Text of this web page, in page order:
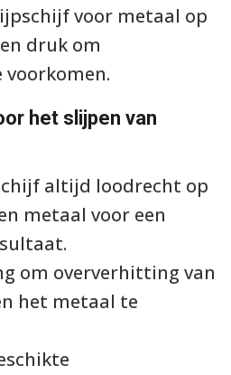
voor metaal op
druk om
voorkomen.
het slijpen van
altijd loodrecht op
metaal voor een
om oververhitting van
het metaal te